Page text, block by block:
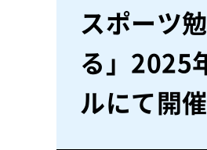
スポーツ
る」2025
ルにて開催